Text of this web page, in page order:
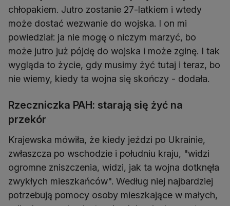
chłopakiem. Jutro zostanie 27-latkiem i wtedy
może dostać wezwanie do wojska. I on mi
powiedział: ja nie mogę o niczym marzyć, bo
może jutro już pójdę do wojska i może zginę. I tak
wygląda to życie, gdy musimy żyć tutaj i teraz, bo
nie wiemy, kiedy ta wojna się skończy - dodała.
Rzeczniczka PAH: starają się żyć na
przekór
Krajewska mówiła, że kiedy jeździ po Ukrainie,
zwłaszcza po wschodzie i południu kraju, "widzi
ogromne zniszczenia, widzi, jak ta wojna dotknęła
zwykłych mieszkańców". Według niej najbardziej
potrzebują pomocy osoby mieszkające w małych,